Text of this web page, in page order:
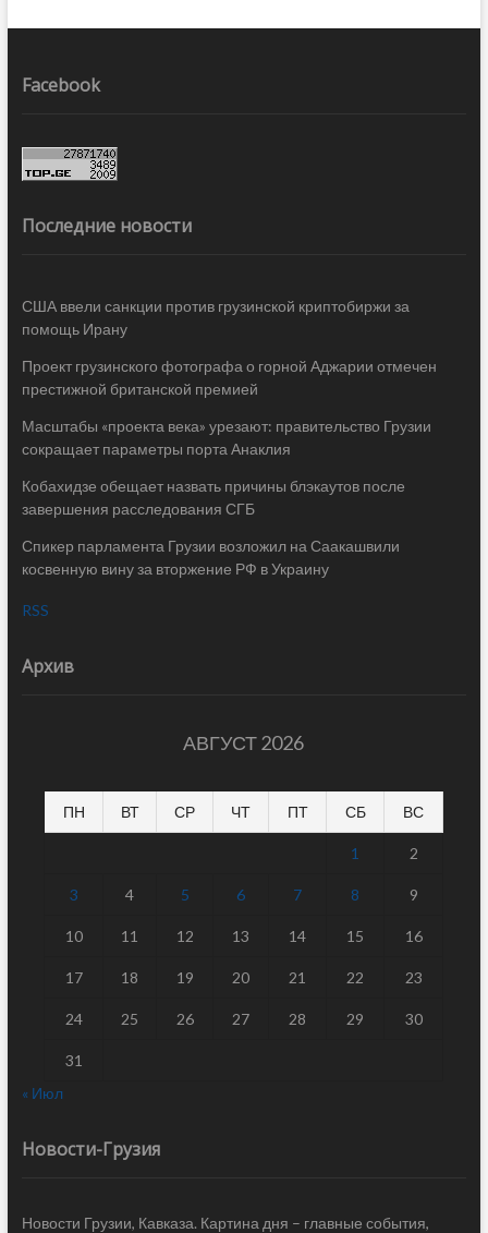
Facebook
Последние новости
США ввели санкции против грузинской криптобиржи за
помощь Ирану
Проект грузинского фотографа о горной Аджарии отмечен
престижной британской премией
Масштабы «проекта века» урезают: правительство Грузии
сокращает параметры порта Анаклия
Кобахидзе обещает назвать причины блэкаутов после
завершения расследования СГБ
Спикер парламента Грузии возложил на Саакашвили
косвенную вину за вторжение РФ в Украину
RSS
Архив
АВГУСТ 2026
ПН ВТ СР ЧТ ПТ СБ ВС
1 2
3 4 5 6 7 8 9
10 11 12 13 14 15 16
17 18 19 20 21 22 23
24 25 26 27 28 29 30
31
« Июл
Новости-Грузия
Новости Грузии, Кавказа. Картина дня – главные события,